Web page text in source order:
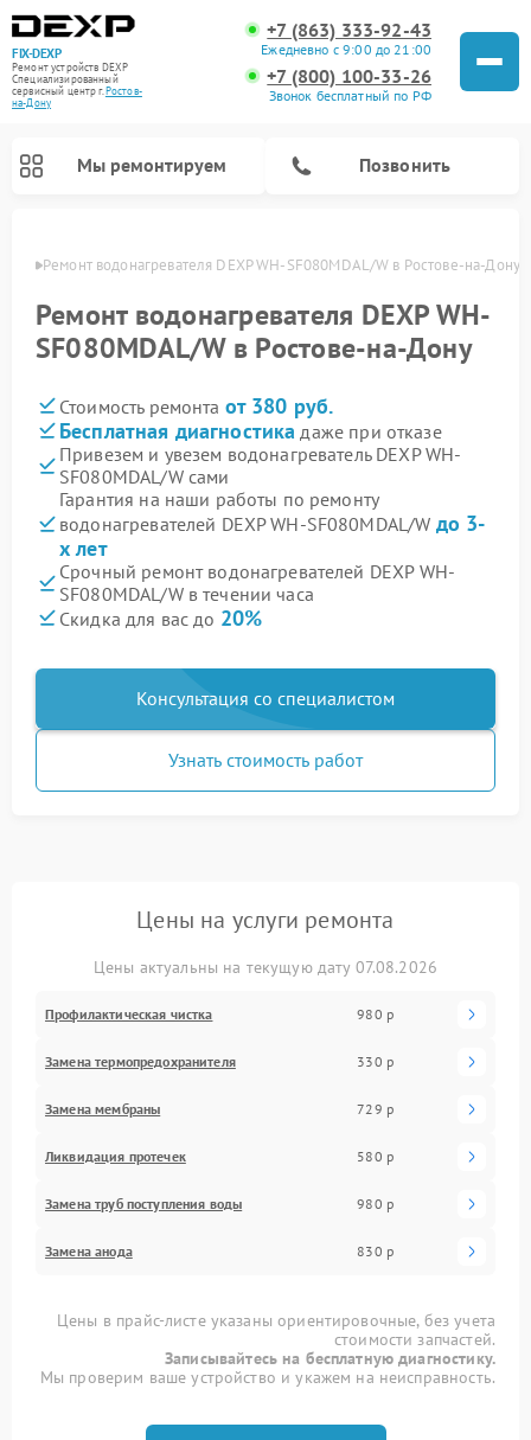
FIX-DEXP
Ремонт устройств DEXP
Специализированный
cервисный центр г.Ростов-
на-Дону
+7 (863) 333-92-43
Ежедневно с 9:00 до 21:00
+7 (800) 100-33-26
Звонок бесплатный по РФ
Мы ремонтируем Позвонить
Ремонт водонагревателя DEXP WH-SF080MDAL/W в Ростове-на-Дону
Ремонт водонагревателя DEXP WH-
SF080MDAL/W в Ростове-на-Дону
Стоимость ремонта от 380 руб.
Бесплатная диагностика даже при отказе
Привезем и увезем водонагреватель DEXP WH-
SF080MDAL/W сами
Гарантия на наши работы по ремонту
водонагревателей DEXP WH-SF080MDAL/W до 3-
х лет
Срочный ремонт водонагревателей DEXP WH-
SF080MDAL/W в течении часа
Скидка для вас до 20%
Консультация со специалистом
Узнать стоимость работ
Цены на услуги ремонта
Цены актуальны на текущую дату 07.08.2026
Профилактическая чистка 980 р
Замена термопредохранителя 330 р
Замена мембраны 729 р
Ликвидация протечек 580 р
Замена труб поступления воды 980 р
Замена анода 830 р
Цены в прайс-листе указаны ориентировочные, без учета
стоимости запчастей.
Записывайтесь на бесплатную диагностику.
Мы проверим ваше устройство и укажем на неисправность.